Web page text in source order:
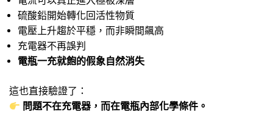
硫酸鉛開始轉化回活性物質
電壓上升趨於平穩，而非瞬間飆高
充電器不再誤判
電瓶一充就飽的假象自然消失
這也直接驗證了：
問題不在充電器，而在電瓶內部化學條件。